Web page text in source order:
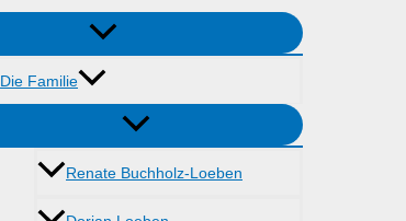
Die Familie
Renate Buchholz-Loeben